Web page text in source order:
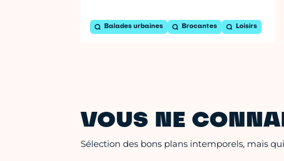
Balades urbaines Brocantes Loisirs
VOUS NE
Sélection des bons plans intemporels, mais